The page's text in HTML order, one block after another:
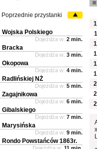
Poprzednie przystanki
Wojska Polskiego
Dojeżdża w: 2 min.
Bracka
Dojeżdża w: 3 min.
Okopowa
Dojeżdża w: 4 min.
Radlińskiej NŻ
Dojeżdża w: 5 min.
Zagajnikowa
Dojeżdża w: 6 min.
Gibalskiego
Dojeżdża w: 7 min.
Marysińska
Dojeżdża w: 9 min.
Rondo Powstańców 1863r.